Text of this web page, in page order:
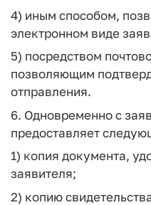
4) иным способом,
электронном виде
5) посредством
позволяющим
отправления.
6. Одновременно с
предоставляет
1) копия документа,
заявителя;
2) копию